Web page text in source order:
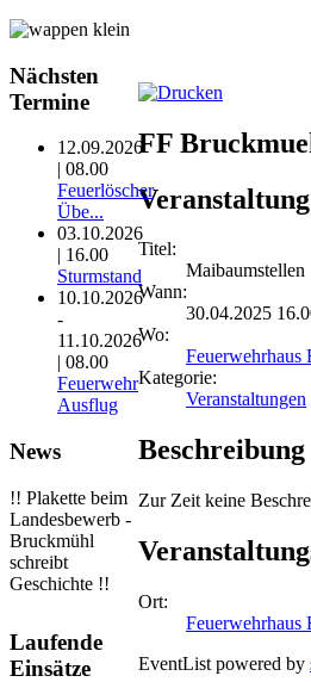
FF
Veranstaltung
Titel:
Maibaumstellen
Wann:
30.04.2025
Wo:
Feuerwehrhaus
Kategorie:
Veranstaltungen
Beschreibung
Zur Zeit keine
Ort:
Feuerwehrhaus
EventList powered by
Nächsten
Termine
12.09.2026
| 08.00
Feuerlöscher
Übe...
03.10.2026
| 16.00
Sturmstand
10.10.2026
-
11.10.2026
| 08.00
Feuerwehr
Ausflug
News
!! Plakette beim
Landesbewerb -
Bruckmühl
schreibt
Geschichte !!
Laufende
Einsätze